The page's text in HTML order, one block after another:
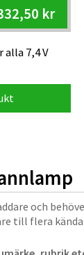
kr
alla 7,4 V
och
till flera kända